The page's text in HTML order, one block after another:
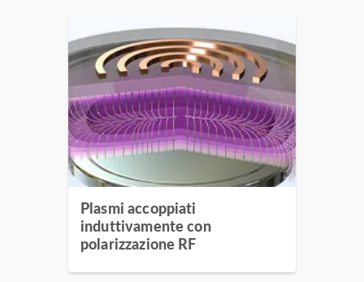
Plasmi accoppiati
induttivamente con
polarizzazione RF